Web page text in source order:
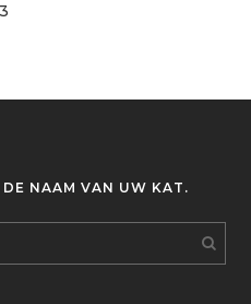
NAAM VAN UW KAT.